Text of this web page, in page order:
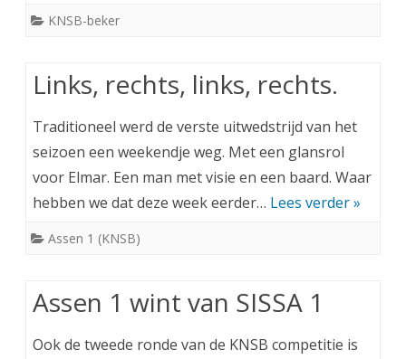
KNSB-beker
Links, rechts, links, rechts.
Traditioneel werd de verste uitwedstrijd van het
seizoen een weekendje weg. Met een glansrol
voor Elmar. Een man met visie en een baard. Waar
hebben we dat deze week eerder… Lees verder »
Assen 1 (KNSB)
Assen 1 wint van SISSA 1
Ook de tweede ronde van de KNSB competitie is